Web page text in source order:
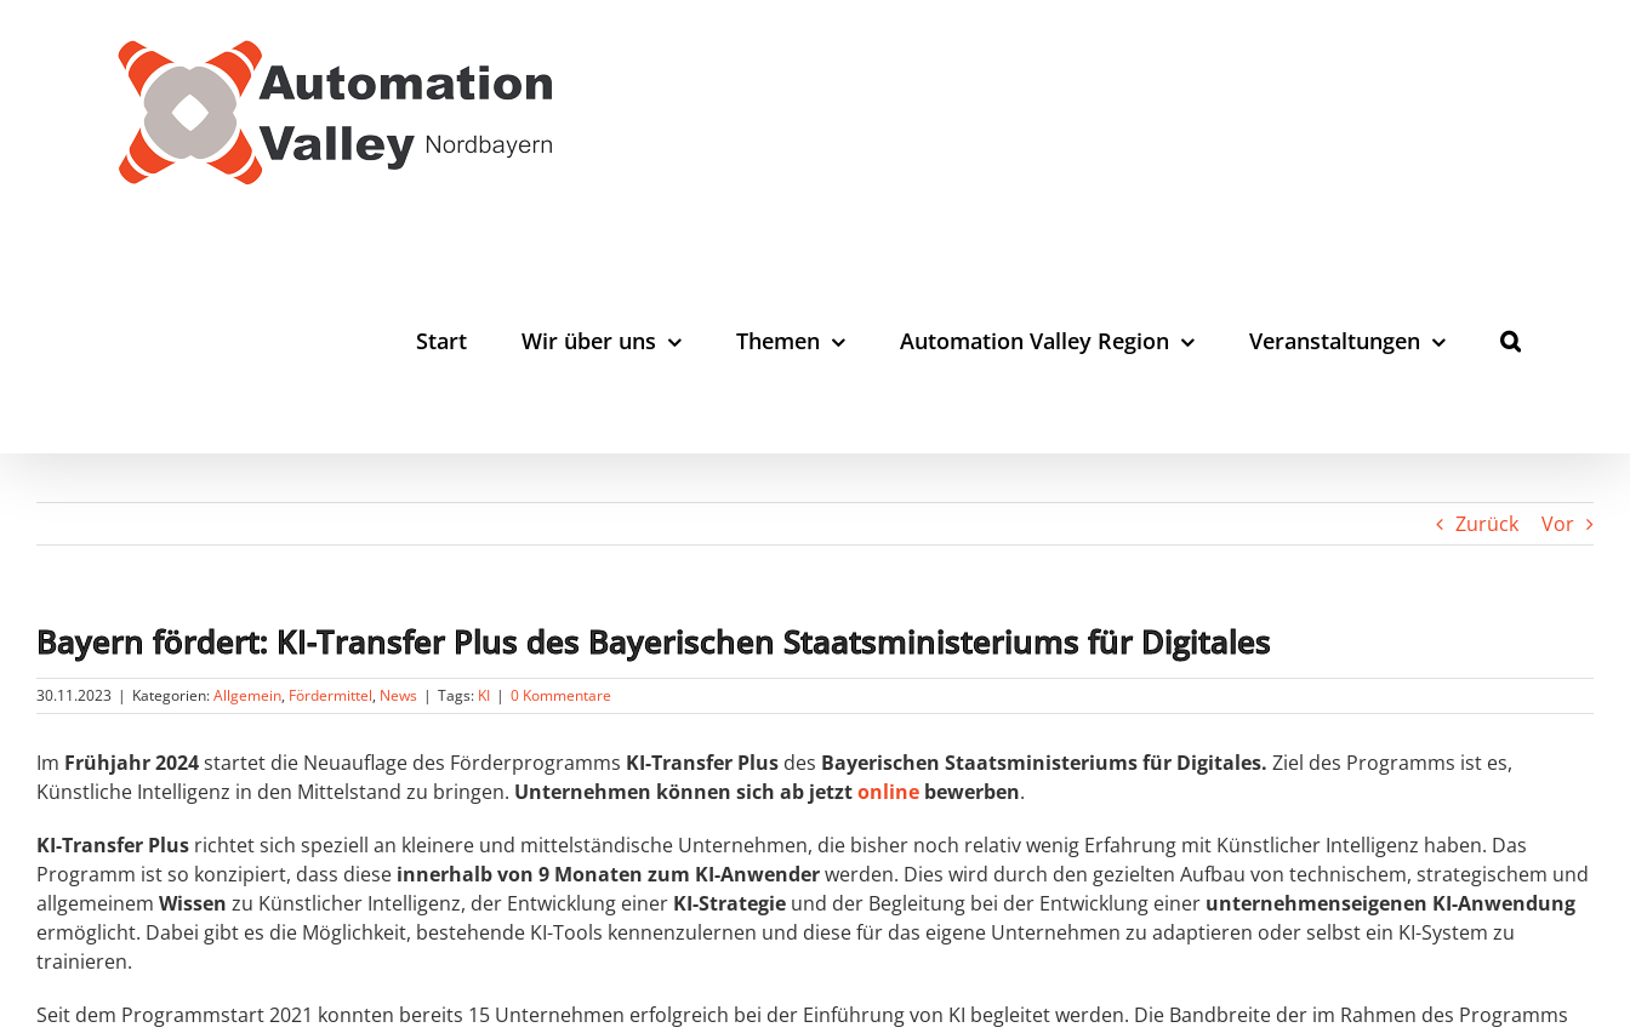
Start Wir über uns Themen Automation Valley Region Veranstaltungen
Zurück Vor
Bayern fördert: KI-Transfer Plus des Bayerischen Staatsministeriums für Digitales
30.11.2023 | Kategorien:Allgemein, Fördermittel, News | Tags: KI | 0 Kommentare
Im Frühjahr 2024startet die Neuauflage des Förderprogramms KI-Transfer Plus des Bayerischen Staatsministeriums für Digitales. Ziel des Programms ist es,
Künstliche Intelligenz in den Mittelstand zu bringen. Unternehmen können sich ab jetztonline bewerben.
KI-Transfer Plus richtet sich speziell an kleinere und mittelständische Unternehmen, die bisher noch relativ wenig Erfahrung mit Künstlicher Intelligenz haben. Das
Programm ist so konzipiert, dass diese innerhalb von 9 Monaten zum KI-Anwenderwerden. Dies wird durch den gezielten Aufbau von technischem, strategischem und
allgemeinem Wissen zu Künstlicher Intelligenz, der Entwicklung einer KI-Strategie und der Begleitung bei der Entwicklung einer unternehmenseigenen KI-Anwendung
ermöglicht. Dabei gibt es die Möglichkeit, bestehende KI-Tools kennenzulernen und diese für das eigene Unternehmen zu adaptieren oder selbst ein KI-System zu
trainieren.
Seit dem Programmstart 2021 konnten bereits 15 Unternehmen erfolgreich bei der Einführung von KI begleitet werden. Die Bandbreite der im Rahmen des Programms